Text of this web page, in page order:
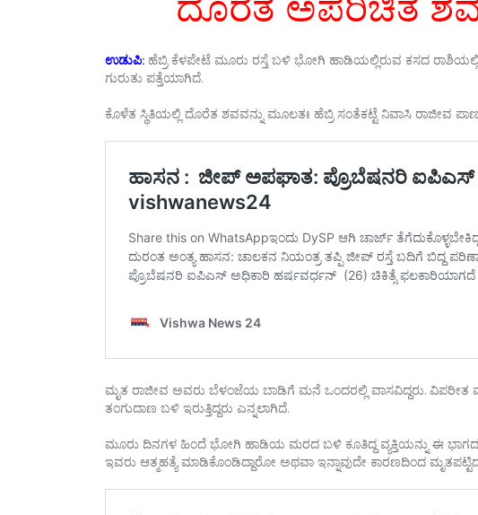
ಉಡುಪಿ: ಹೆಬ್ರಿ ಕೆಳಪೇಟೆ ಮೂರು ರಸ್ತೆ ಬಳಿ ಭೋಗಿ ಹಾಡಿಯಲ್ಲಿರುವ ಕಸದ
ಗುರುತು ಪತ್ತೆಯಾಗಿದೆ.
ಕೊಳೆತ ಸ್ಥಿತಿಯಲ್ಲಿ ದೊರೆತ ಶವವನ್ನು ಮೂಲತಃ ಹೆಬ್ರಿ ಸಂತೆಕಟ್ಟೆ ನಿವಾಸಿ ರಾಜೀವ
ಮೃತ ರಾಜೀವ ಅವರು ಬೆಳಂಜೆಯ ಬಾಡಿಗೆ ಮನೆ ಒಂದರಲ್ಲಿ ವಾಸವಿದ್ದರು.
ತಂಗುದಾಣ ಬಳಿ ಇರುತ್ತಿದ್ದರು ಎನ್ನಲಾಗಿದೆ.
ಮೂರು ದಿನಗಳ ಹಿಂದೆ ಭೋಗಿ ಹಾಡಿಯ ಮರದ ಬಳಿ ಕೂತಿದ್ದ ವ್ಯಕ್ತಿಯನ್ನು ಈ ಭಾಗದಲ್ಲಿ
ಇವರು ಆತ್ಮಹತ್ಯೆ ಮಾಡಿಕೊಂಡಿದ್ದಾರೋ ಅಥವಾ ಇನ್ನಾವುದೇ ಕಾರಣದಿಂದ